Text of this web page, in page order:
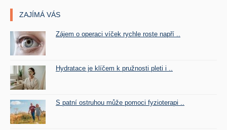
ZAJÍMÁ VÁS
Zájem o operaci víček rychle roste napří ..
Hydratace je klíčem k pružnosti pleti i ..
S patní ostruhou může pomoci fyzioterapi ..